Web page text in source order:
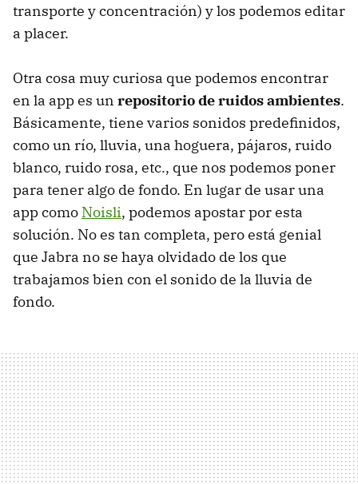
transporte y concentración) y los podemos editar
a placer.
Otra cosa muy curiosa que podemos encontrar
en la app es un repositorio de ruidos ambientes.
Básicamente, tiene varios sonidos predefinidos,
como un río, lluvia, una hoguera, pájaros, ruido
blanco, ruido rosa, etc., que nos podemos poner
para tener algo de fondo. En lugar de usar una
app como Noisli, podemos apostar por esta
solución. No es tan completa, pero está genial
que Jabra no se haya olvidado de los que
trabajamos bien con el sonido de la lluvia de
fondo.